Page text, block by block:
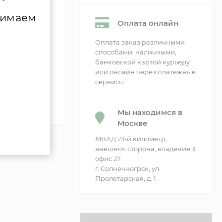
Оплата онлайн
Оплата заказ различными
способами: наличными,
банковской картой курьеру
или онлайн через платежные
сервисы
Мы находимся в
Москве
МКАД 23-й километр,
внешняя сторона, владение 3,
офис 27
г. Солнечногрск, ул.
Пролетарская, д. 1